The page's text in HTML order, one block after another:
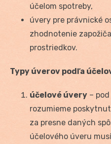
účelom spotreby,
úvery pre právnické
zhodnotenie
prostriedkov.
Typy úverov podľa
účelové úvery –
rozumieme
za presne daných
účelového úveru